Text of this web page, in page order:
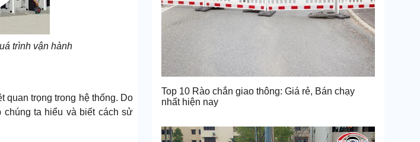
trình vận hành
quan trọng trong hệ thống. Do
chúng ta hiểu và biết cách sử
Top 10 Rào chắn giao thông: Giá rẻ, Bán chạy
nhất hiện nay